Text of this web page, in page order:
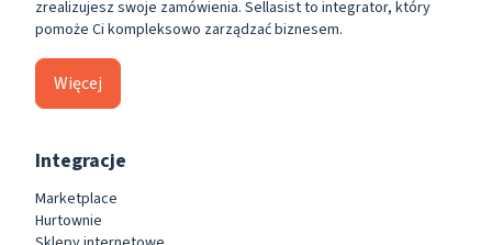
zrealizujesz swoje zamówienia. Sellasist to integrator, który
pomoże Ci kompleksowo zarządzać biznesem.
Więcej
Integracje
Marketplace
Hurtownie